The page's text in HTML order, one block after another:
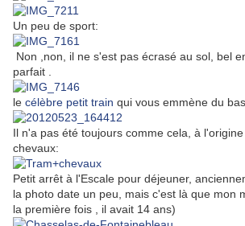
Un peu de sport:
Non ,non, il ne s'est pas écrasé au sol, bel
parfait .
le célèbre petit train qui vous emmène du
Il n'a pas été toujours comme cela, à
chevaux:
Petit arrêt à l'Escale pour déjeuner,
la photo date un peu, mais c'est là que mon
la première fois , il avait 14 ans)